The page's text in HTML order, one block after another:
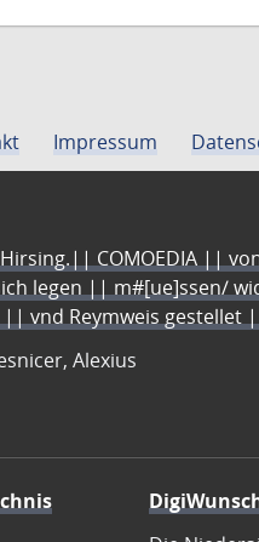
Impressum
COMOEDIA ||
legen || m#[ue]ssen/
|| vnd Reymweis
Alexius